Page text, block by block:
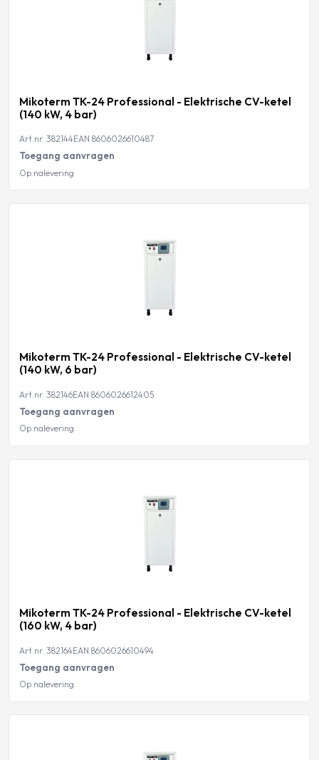
Mikoterm TK-24 Professional - Elektrische CV-ketel
(140 kW, 4 bar)
Art.nr. 382144EAN 8606026610487
Toegang aanvragen
Op nalevering
Mikoterm TK-24 Professional - Elektrische CV-ketel
(140 kW, 6 bar)
Art.nr. 382146EAN 8606026612405
Toegang aanvragen
Op nalevering
Mikoterm TK-24 Professional - Elektrische CV-ketel
(160 kW, 4 bar)
Art.nr. 382164EAN 8606026610494
Toegang aanvragen
Op nalevering